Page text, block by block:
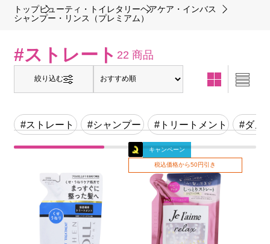
トップビューティ・トイレタリーヘアケア・インバス
シャンプー・リンス（プレミアム）
#ストレート 22 商品
絞り込む
#ストレート #シャンプー #トリートメント #ダメ
キャンペーン
税込価格から50円引き